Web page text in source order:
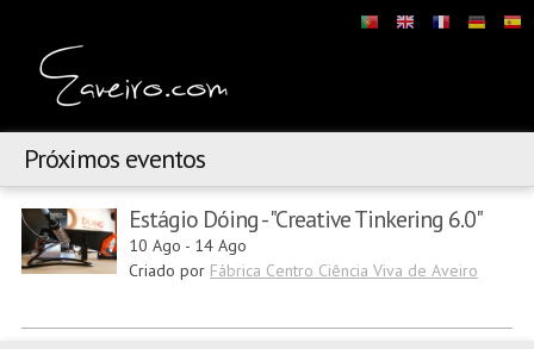
Próximos eventos
Estágio Dóing - "Creative Tinkering 6.0"
10 Ago - 14 Ago
Criado por Fábrica Centro Ciência Viva de Aveiro